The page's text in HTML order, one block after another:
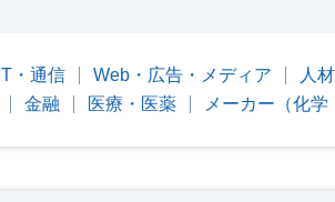
IT・通信 Web・広告・メディア 人
金融
医療・医薬 メーカー（化学